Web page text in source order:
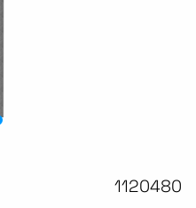
1120480